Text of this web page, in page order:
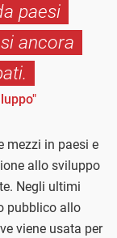
paesi
ancora
mezzi in paesi e
allo sviluppo
Negli ultimi
pubblico allo
viene usata per